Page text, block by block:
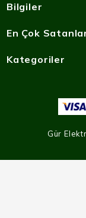
Bilgiler
En Çok
Kategoriler
Gür